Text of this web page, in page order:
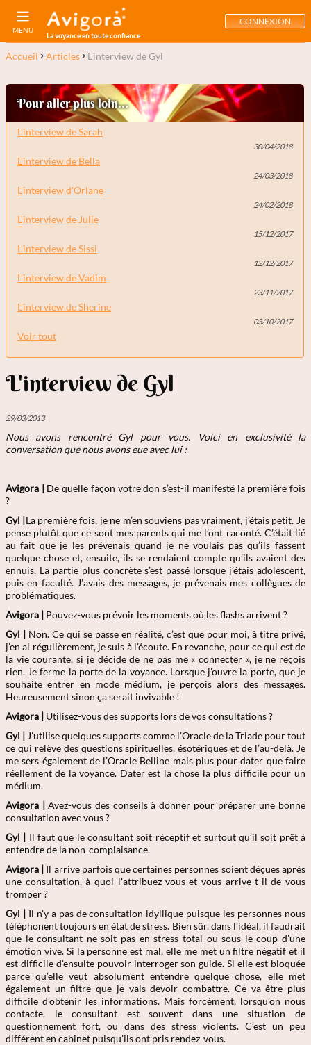
MENU
La voyance en toute confiance
CONNEXION
Accueil Articles L'interview de Gyl
Pour aller plus loin...
L'interview de Sarah
30/04/2018
L'interview de Bella
24/03/2018
L'interview d'Orlane
24/02/2018
L'interview de Julie
15/12/2017
L'interview de Sissi
12/12/2017
L'interview de Vadim
23/11/2017
L'interview de Sherine
03/10/2017
Voir tout
L'interview de Gyl
29/03/2013
Nous avons rencontré Gyl pour vous. Voici en exclusivité la
conversation que nous avons eue avec lui :
Avigora | De quelle façon votre don s’est-il manifesté la première fois
?
Gyl |La première fois, je ne m’en souviens pas vraiment, j’étais petit. Je
pense plutôt que ce sont mes parents qui me l’ont raconté. C’était lié
au fait que je les prévenais quand je ne voulais pas qu’ils fassent
quelque chose et, ensuite, ils se rendaient compte qu’ils avaient des
ennuis. La partie plus concrète s’est passé lorsque j’étais adolescent,
puis en faculté. J’avais des messages, je prévenais mes collègues de
problématiques.
Avigora | Pouvez-vous prévoir les moments où les flashs arrivent ?
Gyl | Non. Ce qui se passe en réalité, c’est que pour moi, à titre privé,
j’en ai régulièrement, je suis à l’écoute. En revanche, pour ce qui est de
la vie courante, si je décide de ne pas me « connecter », je ne reçois
rien. Je ferme la porte de la voyance. Lorsque j’ouvre la porte, que je
souhaite entrer en mode médium, je perçois alors des messages.
Heureusement sinon ça serait invivable !
Avigora | Utilisez-vous des supports lors de vos consultations ?
Gyl | J’utilise quelques supports comme l’Oracle de la Triade pour tout
ce qui relève des questions spirituelles, ésotériques et de l’au-delà. Je
me sers également de l’Oracle Belline mais plus pour dater que faire
réellement de la voyance. Dater est la chose la plus difficile pour un
médium.
Avigora | Avez-vous des conseils à donner pour préparer une bonne
consultation avec vous ?
Gyl | Il faut que le consultant soit réceptif et surtout qu’il soit prêt à
entendre de la non-complaisance.
Avigora | Il arrive parfois que certaines personnes soient déçues après
une consultation, à quoi l'attribuez-vous et vous arrive-t-il de vous
tromper ?
Gyl | Il n’y a pas de consultation idyllique puisque les personnes nous
téléphonent toujours en état de stress. Bien sûr, dans l’idéal, il faudrait
que le consultant ne soit pas en stress total ou sous le coup d’une
émotion vive. Si la personne est mal, elle me met un filtre négatif et il
est difficile d’ensuite pouvoir interroger son guide. Si elle est bloquée
parce qu’elle veut absolument entendre quelque chose, elle met
également un filtre que je vais devoir combattre. Ce va être plus
difficile d’obtenir les informations. Mais forcément, lorsqu’on nous
contacte, le consultant est souvent dans une situation de
questionnement fort, ou dans des stress violents. C’est un peu
différent en cabinet puisqu’ils ont pris rendez-vous.